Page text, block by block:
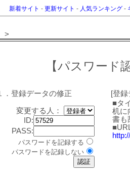
新着サイト - 更新サイト - 人気ランキング-
【パスワード
．登録データの修正
変更する人：
ID:
PASS:
パスワードを記録する
パスワードを記録しない
[登録
■タ
机に
書も